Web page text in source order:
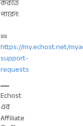
করতে
পারেন:
🎫
https://my.echost.net/
support-
requests
Echost
এর
Affiliate